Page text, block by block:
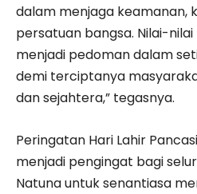
dalam menjaga keamanan,
persatuan bangsa. Nilai-nilai
menjadi pedoman dalam
demi terciptanya
dan sejahtera,” tegasnya.
Peringatan Hari Lahir
menjadi pengingat bagi
Natuna untuk senantiasa